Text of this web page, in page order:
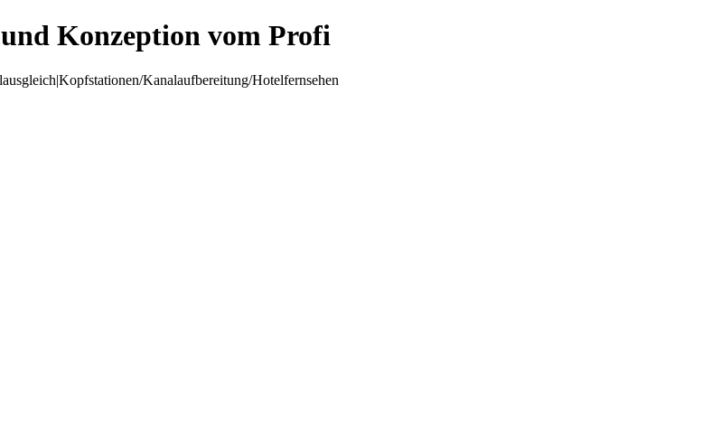
Konzeption vom Profi
Kanalaufbereitung/Hotelfernsehen